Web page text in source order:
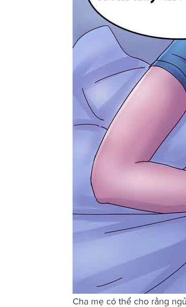
Cha mẹ có thể cho rằng